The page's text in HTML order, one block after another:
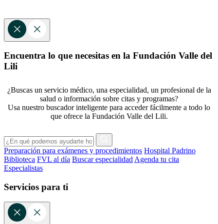
Encuentra lo que necesitas en la Fundación Valle del
Lili
¿Buscas un servicio médico, una especialidad, un profesional de la
salud o información sobre citas y programas?
Usa nuestro buscador inteligente para acceder fácilmente a todo lo
que ofrece la Fundación Valle del Lili.
Preparación para exámenes y procedimientos Hospital Padrino
Biblioteca FVL al día Buscar especialidad Agenda tu cita
Especialistas
Servicios para ti